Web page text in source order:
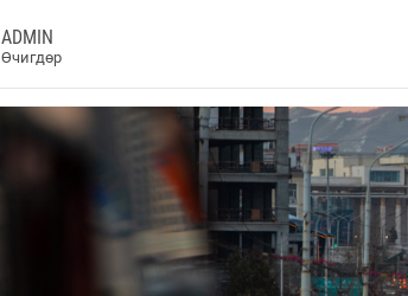
ADMIN
Өчигдөр